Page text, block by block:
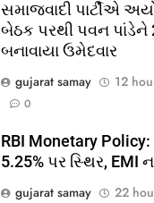
સમાજવાદી પાર્ટીએ
બેઠક પરથી પવન પાંડેને
બનાવાયા ઉમેદવાર
gujarat samay
12
0
RBI Monetary Policy:
5.25% પર સ્થિર, EMI
gujarat samay
22
કોડીનારના છારા
લાપતા
GUJARAT TOP NEWS